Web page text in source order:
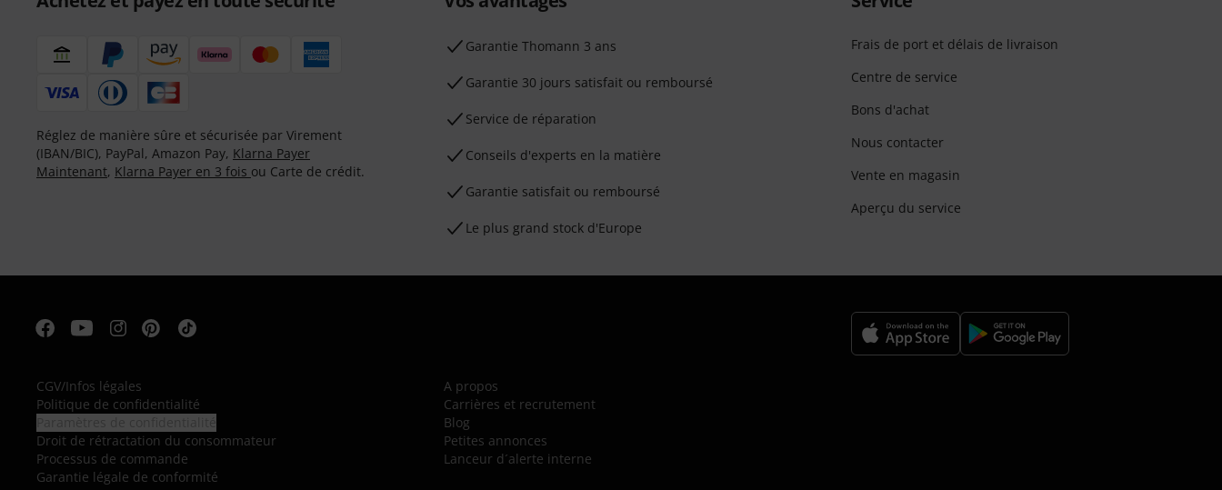
Réglez de manière sûre et sécurisée par Virement
(IBAN/BIC), PayPal, Amazon Pay, Klarna Payer
Maintenant, Klarna Payer en 3 fois ou Carte de crédit.
Ga­ran­tie Thomann 3 ans
Garantie 30 jours satisfait ou remboursé
Service de réparation
Conseils d'experts en la matière
Garantie satisfait ou remboursé
Le plus grand stock d'Europe
Frais de port et délais de livraison
Centre de service
Bons d'achat
Nous contacter
Vente en magasin
Aperçu du service
CGV/Infos légales
Politique de confidentialité
Droit de rétractation du consommateur
Processus de commande
Garantie légale de conformité
A propos
Carrières et recrutement
Blog
Petites annonces
Lanceur d´alerte interne